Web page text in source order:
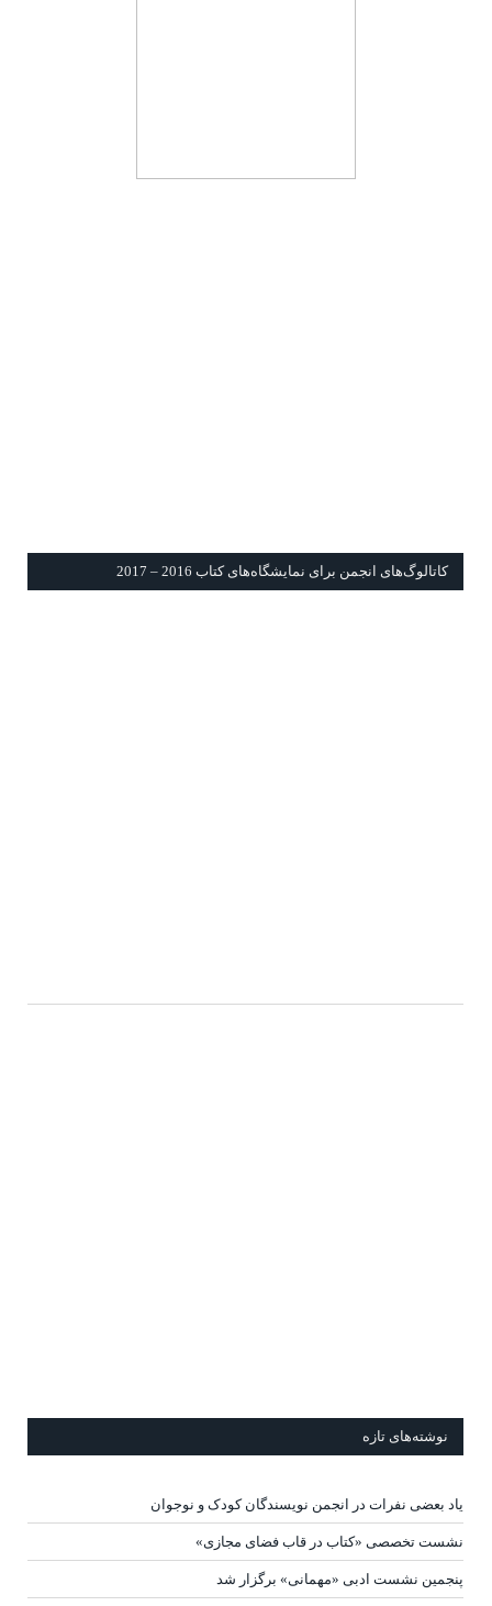
كاتالوگ‌های انجمن برای نمايشگاه‌های كتاب 2016 – 2017
نوشته‌های تازه
یاد بعضی نفرات در انجمن نویسندگان کودک و نوجوان
نشست تخصصی «کتاب در قاب فضای مجازی»
پنجمین نشست ادبی «مهمانی» برگزار شد